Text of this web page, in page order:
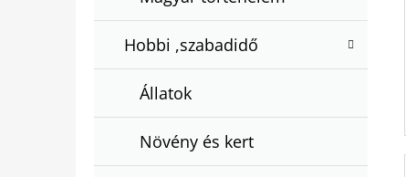
Hobbi ,szabadidő
Állatok
Növény és kert